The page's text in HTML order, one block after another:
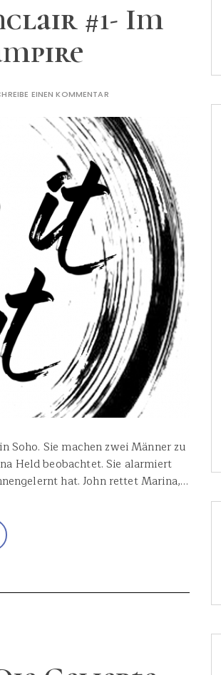
#1- Im
EINEN KOMMENTAR
Soho. Sie machen zwei Männer zu
Held beobachtet. Sie alarmiert
hat. John rettet Marina,…